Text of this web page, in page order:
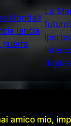
i fondali
lancia
guerra
La
amico mio,